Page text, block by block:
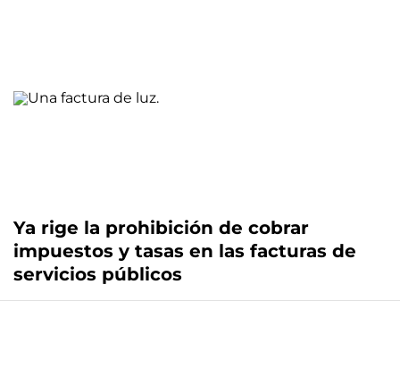
Ya rige la prohibición de cobrar
impuestos y tasas en las facturas de
servicios públicos